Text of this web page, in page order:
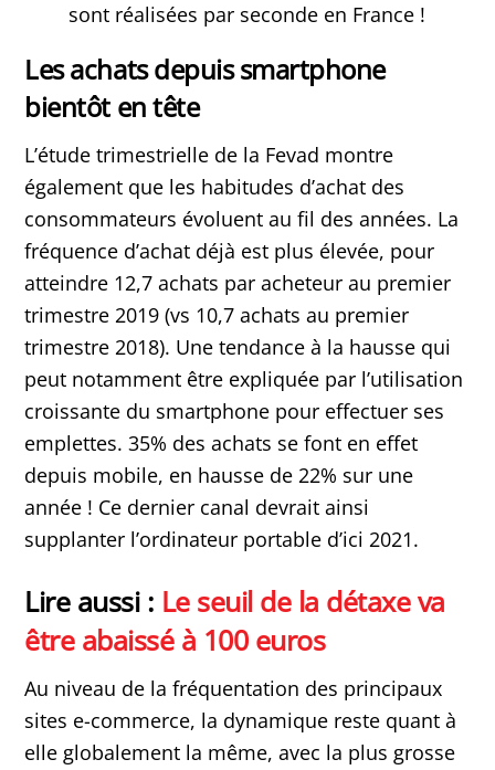
sont réalisées par seconde en France !
Les achats depuis smartphone
bientôt en tête
L’étude trimestrielle de la Fevad montre
également que les habitudes d’achat des
consommateurs évoluent au fil des années. La
fréquence d’achat déjà est plus élevée, pour
atteindre 12,7 achats par acheteur au premier
trimestre 2019 (vs 10,7 achats au premier
trimestre 2018). Une tendance à la hausse qui
peut notamment être expliquée par l’utilisation
croissante du smartphone pour effectuer ses
emplettes. 35% des achats se font en effet
depuis mobile, en hausse de 22% sur une
année ! Ce dernier canal devrait ainsi
supplanter l’ordinateur portable d’ici 2021.
Lire aussi : Le seuil de la détaxe va
être abaissé à 100 euros
Au niveau de la fréquentation des principaux
sites e-commerce, la dynamique reste quant à
elle globalement la même, avec la plus grosse